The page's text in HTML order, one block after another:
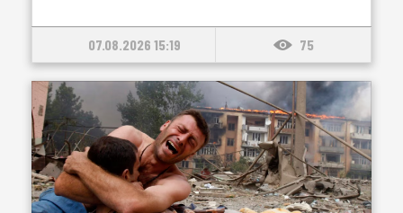
07.08.2026 15:19 75